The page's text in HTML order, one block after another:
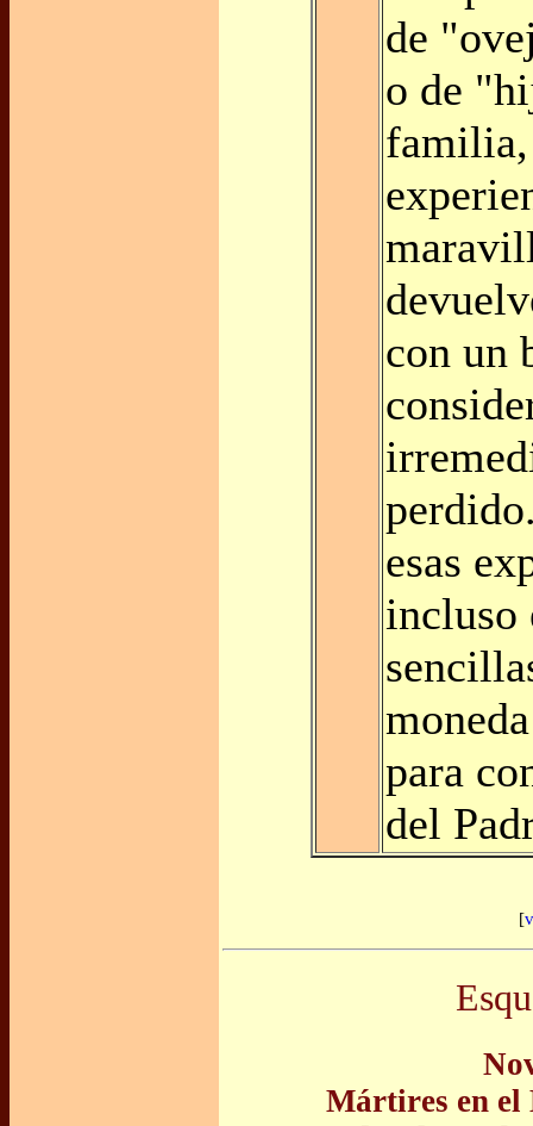
de
o de
familia,
con un
esas
incluso
para
del
[
Mártires en el